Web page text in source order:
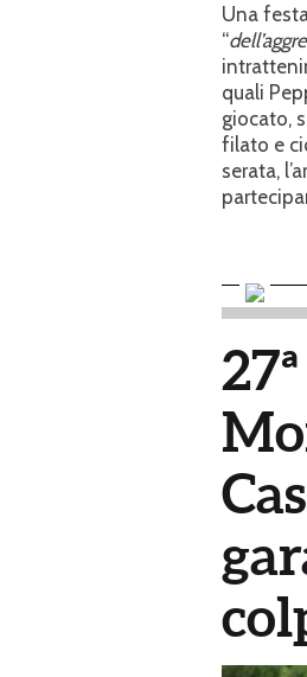
Una
“
quali
giocato,
filato e
serata,